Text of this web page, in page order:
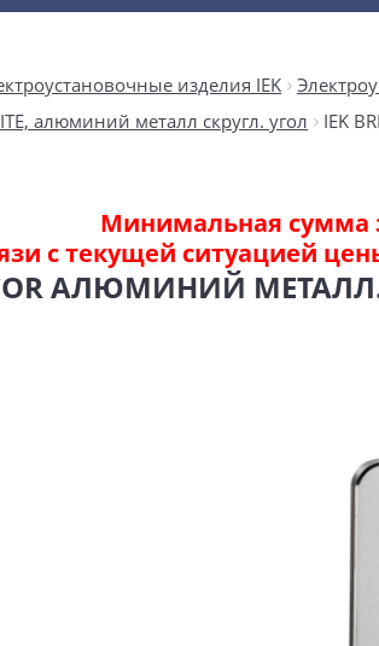
изделия IEK
алюминий металл скругл. угол IEK
Минимальная сумма
с текущей ситуацией
АЛЮМИНИЙ